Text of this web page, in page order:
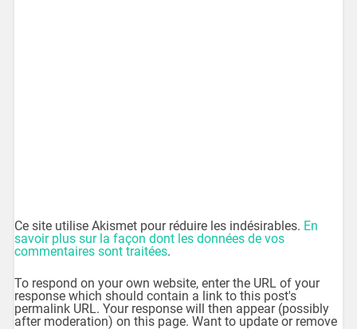
Ce site utilise Akismet pour réduire les indésirables. En
savoir plus sur la façon dont les données de vos
commentaires sont traitées.
To respond on your own website, enter the URL of your
response which should contain a link to this post's
permalink URL. Your response will then appear (possibly
after moderation) on this page. Want to update or remove